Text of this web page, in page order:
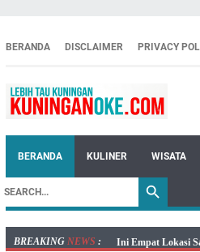
BERANDA DISCLAIMER PRIVACY
BERANDA KULINER WISATA
BREAKING NEWS :
Ini Empat Lokasi